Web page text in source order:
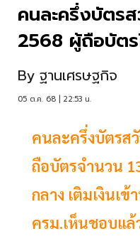
คนละครึ่งบัตร
2568 ผู้ถือบัตร
By ฐานเศรษฐกิจ
05 ต.ค. 68 | 22:53 น.
คนละครึ่งบัตรส
ถือบัตรจำนวน
กลาง เติมเงินเ
ครม.เห็นชอบแล้